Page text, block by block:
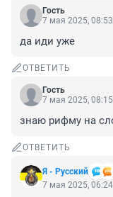
Гость
7 мая 2025, 08:53
да иди уже
ОТВЕТИТЬ
Гость
7 мая 2025, 08:15
знаю рифму на
ОТВЕТИТЬ
Я - Русский
7 мая 2025, 06:24